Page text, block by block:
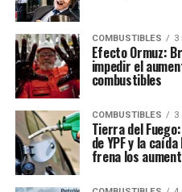
COMBUSTIBLES 3
Efecto Ormuz:
impedir el
combustibles
COMBUSTIBLES 3
Tierra del
de YPF y la
frena los